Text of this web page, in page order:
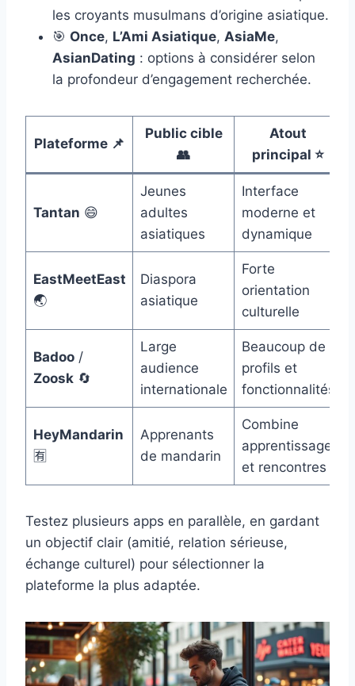
les croyants musulmans d’origine asiatique.
🎯 Once, L’Ami Asiatique, AsiaMe,
AsianDating : options à considérer selon
la profondeur d’engagement recherchée.
Plateforme 📌
Public cible
👥
Atout
principal ⭐
Tantan 😄
Jeunes
adultes
asiatiques
Interface
moderne et
dynamique
EastMeetEast
🌏
Diaspora
asiatique
Forte
orientation
culturelle
Badoo/
Zoosk🔄
Large
audience
internationale
Beaucoup de
profils et
fonctionnalités
HeyMandarin
🈶
Apprenants
de mandarin
Combine
apprentissage
et rencontres
Testez plusieurs apps en parallèle, en gardant
un objectif clair (amitié, relation sérieuse,
échange culturel) pour sélectionner la
plateforme la plus adaptée.